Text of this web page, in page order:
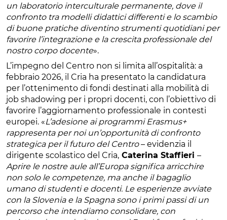
un laboratorio interculturale permanente, dove il
confronto tra modelli didattici differenti e lo scambio
di buone pratiche diventino strumenti quotidiani per
favorire l’integrazione e la crescita professionale del
nostro corpo docente».
L’impegno del Centro non si limita all’ospitalità: a
febbraio 2026, il Cria ha presentato la candidatura
per l’ottenimento di fondi destinati alla mobilità di
job shadowing per i propri docenti, con l’obiettivo di
favorire l’aggiornamento professionale in contesti
europei. «L’adesione ai programmi Erasmus+
rappresenta per noi un’opportunità di confronto
strategica per il futuro del Centro– evidenzia il
dirigente scolastico del Cria, Caterina Staffieri –
Aprire le nostre aule all’Europa significa arricchire
non solo le competenze, ma anche il bagaglio
umano di studenti e docenti. Le esperienze avviate
con la Slovenia e la Spagna sono i primi passi di un
percorso che intendiamo consolidare, con